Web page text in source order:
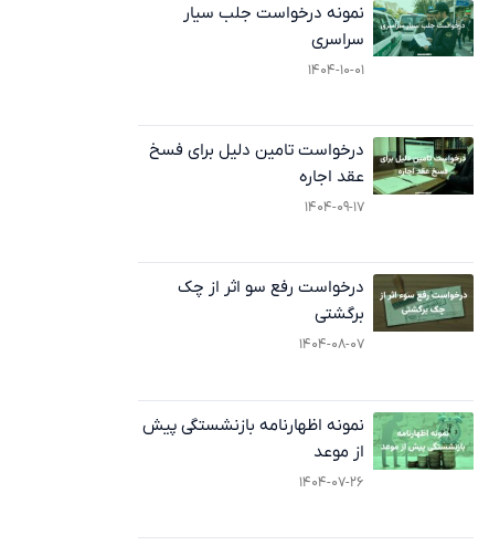
نمونه درخواست جلب سیار
سراسری
۱۴۰۴-۱۰-۰۱
درخواست تامین دلیل برای فسخ
عقد اجاره
۱۴۰۴-۰۹-۱۷
درخواست رفع سو اثر از چک
برگشتی
۱۴۰۴-۰۸-۰۷
نمونه اظهارنامه بازنشستگی پیش
از موعد
۱۴۰۴-۰۷-۲۶